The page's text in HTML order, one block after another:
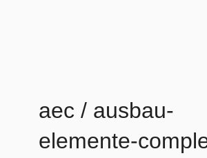
aec / ausbau-
elemente-